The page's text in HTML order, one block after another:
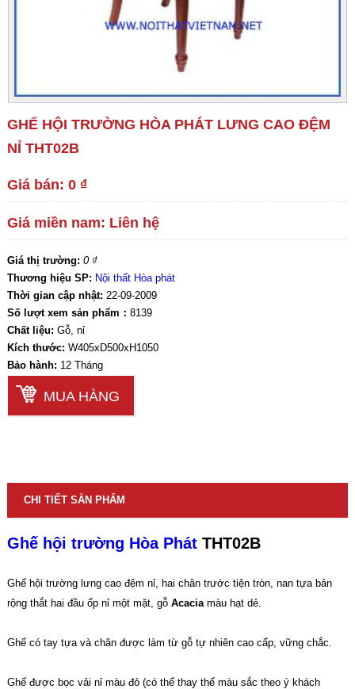
GHẾ HỘI TRƯỜNG HÒA PHÁT LƯNG CAO ĐỆM
NỈ THT02B
Giá bán: 0 ₫
Giá miền nam: Liên hệ
Giá thị trường: 0 ₫
Thương hiệu SP: Nội thất Hòa phát
Thời gian cập nhật: 22-09-2009
Số lượt xem sản phẩm： 8139
Chất liệu: Gỗ, nỉ
Kích thước: W405xD500xH1050
Bảo hành: 12 Tháng
MUA HÀNG
CHI TIẾT SẢN PHẨM
Ghế hội trường Hòa PhátTHT02B
Ghế hội trường lưng cao đệm nỉ, hai chân trước tiện tròn, nan tựa bản
rộng thắt hai đầu ốp nỉ một mặt, gỗ Acacia màu hạt dẻ.
Ghế có tay tựa và chân được làm từ gỗ tự nhiên cao cấp, vững chắc.
Ghế được bọc vải nỉ màu đỏ (có thể thay thế màu sắc theo ý khách